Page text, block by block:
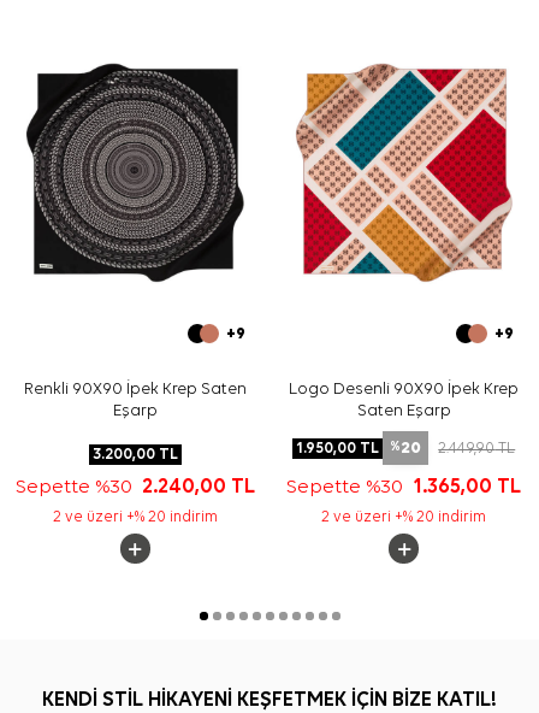
Yıkama ve bakım için ürün etiketindeki talimatları
izleyiniz. İpek ve hassas eşarp bakımında, uygun
durumlardaAker İpek Eşarp Şampuanıile nazik temizlik
yapabilirsiniz.
Sıkça Sorulan Sorular
Kahverengi İpek Kare Logo Desenli Eşarp hangi
ölçüdedir?
Bu eşarp hangi malzemeden üretilmiştir?
Logo deseni belirgin mi?
+9
Renkli 90X90 İpek Krep Saten
Eşarp
3.200,00TL
Sepette %30 2.240,00 TL
2 ve üzeri +% 20 indirim
+9
Logo Desenli 90X90 İpek Krep
Saten Eşarp
1.950,00 TL %20 2.449,90TL
Sepette %30 1.365,00 TL
2 ve üzeri +% 20 indirim
KENDİ STİL HİKAYENİ KEŞFETMEK İÇİN BİZE KATIL!